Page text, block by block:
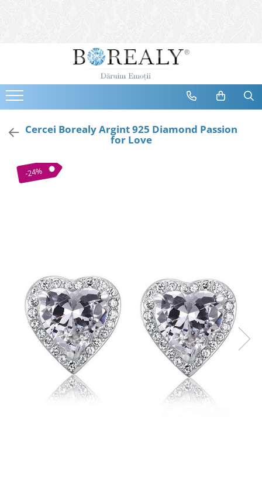
Bijuterii
Cercei
Bratari
Coliere
Tiare
Cele mai noi
Cele mai vandute
Cele mai votate
Cu video
0 Lei - 100 Lei
100 Lei - 200 Lei
200 Lei - 300 Lei
Cercei Borealy Argint 925 Diamond Passion
for Love
-24%